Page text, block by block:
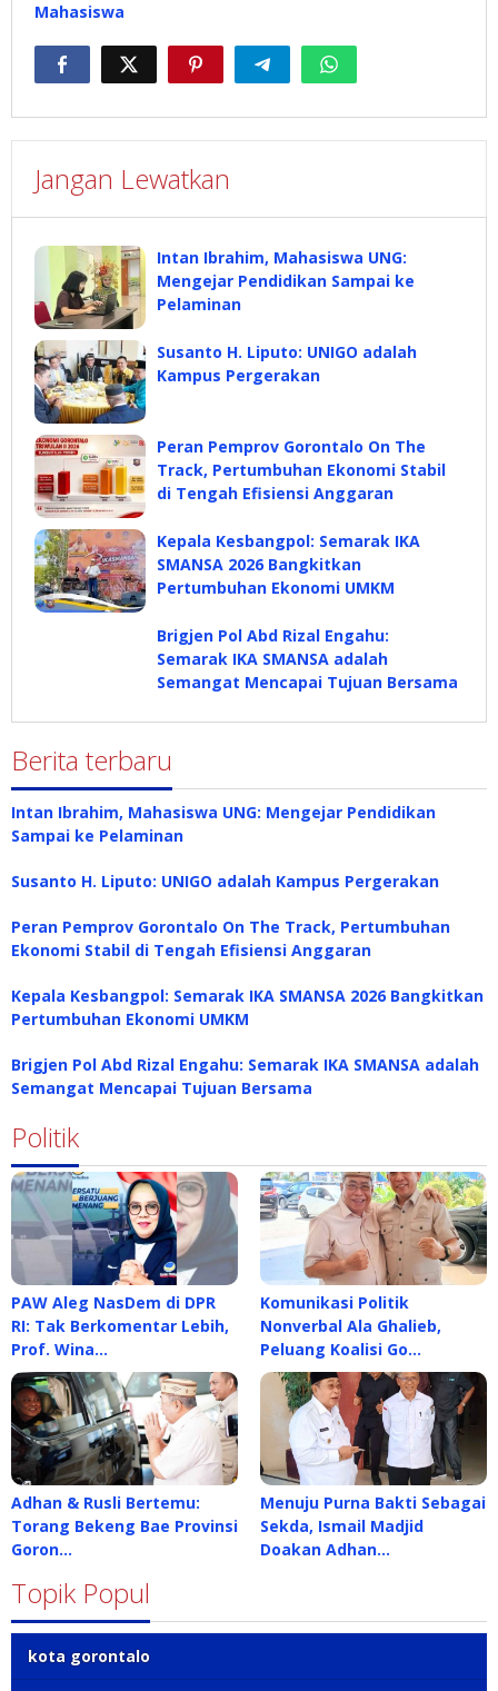
Mahasiswa
Jangan Lewatkan
Intan Ibrahim, Mahasiswa UNG:
Mengejar Pendidikan Sampai ke
Pelaminan
Susanto H. Liputo: UNIGO adalah
Kampus Pergerakan
Peran Pemprov Gorontalo On The
Track, Pertumbuhan Ekonomi Stabil
di Tengah Efisiensi Anggaran
Kepala Kesbangpol: Semarak IKA
SMANSA 2026 Bangkitkan
Pertumbuhan Ekonomi UMKM
Brigjen Pol Abd Rizal Engahu:
Semarak IKA SMANSA adalah
Semangat Mencapai Tujuan Bersama
Berita terbaru
Intan Ibrahim, Mahasiswa UNG: Mengejar Pendidikan
Sampai ke Pelaminan
Susanto H. Liputo: UNIGO adalah Kampus Pergerakan
Peran Pemprov Gorontalo On The Track, Pertumbuhan
Ekonomi Stabil di Tengah Efisiensi Anggaran
Kepala Kesbangpol: Semarak IKA SMANSA 2026 Bangkitkan
Pertumbuhan Ekonomi UMKM
Brigjen Pol Abd Rizal Engahu: Semarak IKA SMANSA adalah
Semangat Mencapai Tujuan Bersama
Politik
PAW Aleg NasDem di DPR
RI: Tak Berkomentar Lebih,
Prof. Wina…
Komunikasi Politik
Nonverbal Ala Ghalieb,
Peluang Koalisi Go…
Adhan & Rusli Bertemu:
Torang Bekeng Bae Provinsi
Goron…
Menuju Purna Bakti Sebagai
Sekda, Ismail Madjid
Doakan Adhan…
Topik Popul
kota gorontalo